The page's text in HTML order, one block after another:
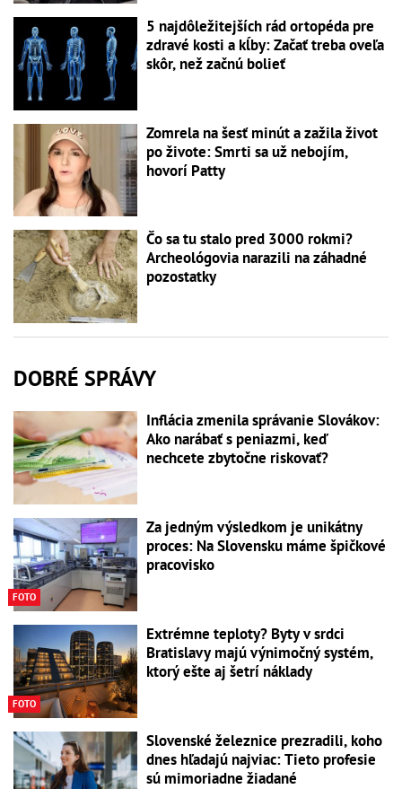
5 najdôležitejších rád ortopéda pre
zdravé kosti a kĺby: Začať treba oveľa
skôr, než začnú bolieť
Zomrela na šesť minút a zažila život
po živote: Smrti sa už nebojím,
hovorí Patty
Čo sa tu stalo pred 3000 rokmi?
Archeológovia narazili na záhadné
pozostatky
DOBRÉ SPRÁVY
Inflácia zmenila správanie Slovákov:
Ako narábať s peniazmi, keď
nechcete zbytočne riskovať?
FOTO
Za jedným výsledkom je unikátny
proces: Na Slovensku máme špičkové
pracovisko
FOTO
Extrémne teploty? Byty v srdci
Bratislavy majú výnimočný systém,
ktorý ešte aj šetrí náklady
Slovenské železnice prezradili, koho
dnes hľadajú najviac: Tieto profesie
sú mimoriadne žiadané